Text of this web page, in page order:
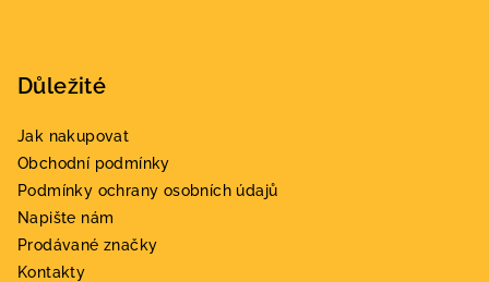
Důležité
Jak nakupovat
Obchodní podmínky
Podmínky ochrany osobních údajů
Napište nám
Prodávané značky
Kontakty